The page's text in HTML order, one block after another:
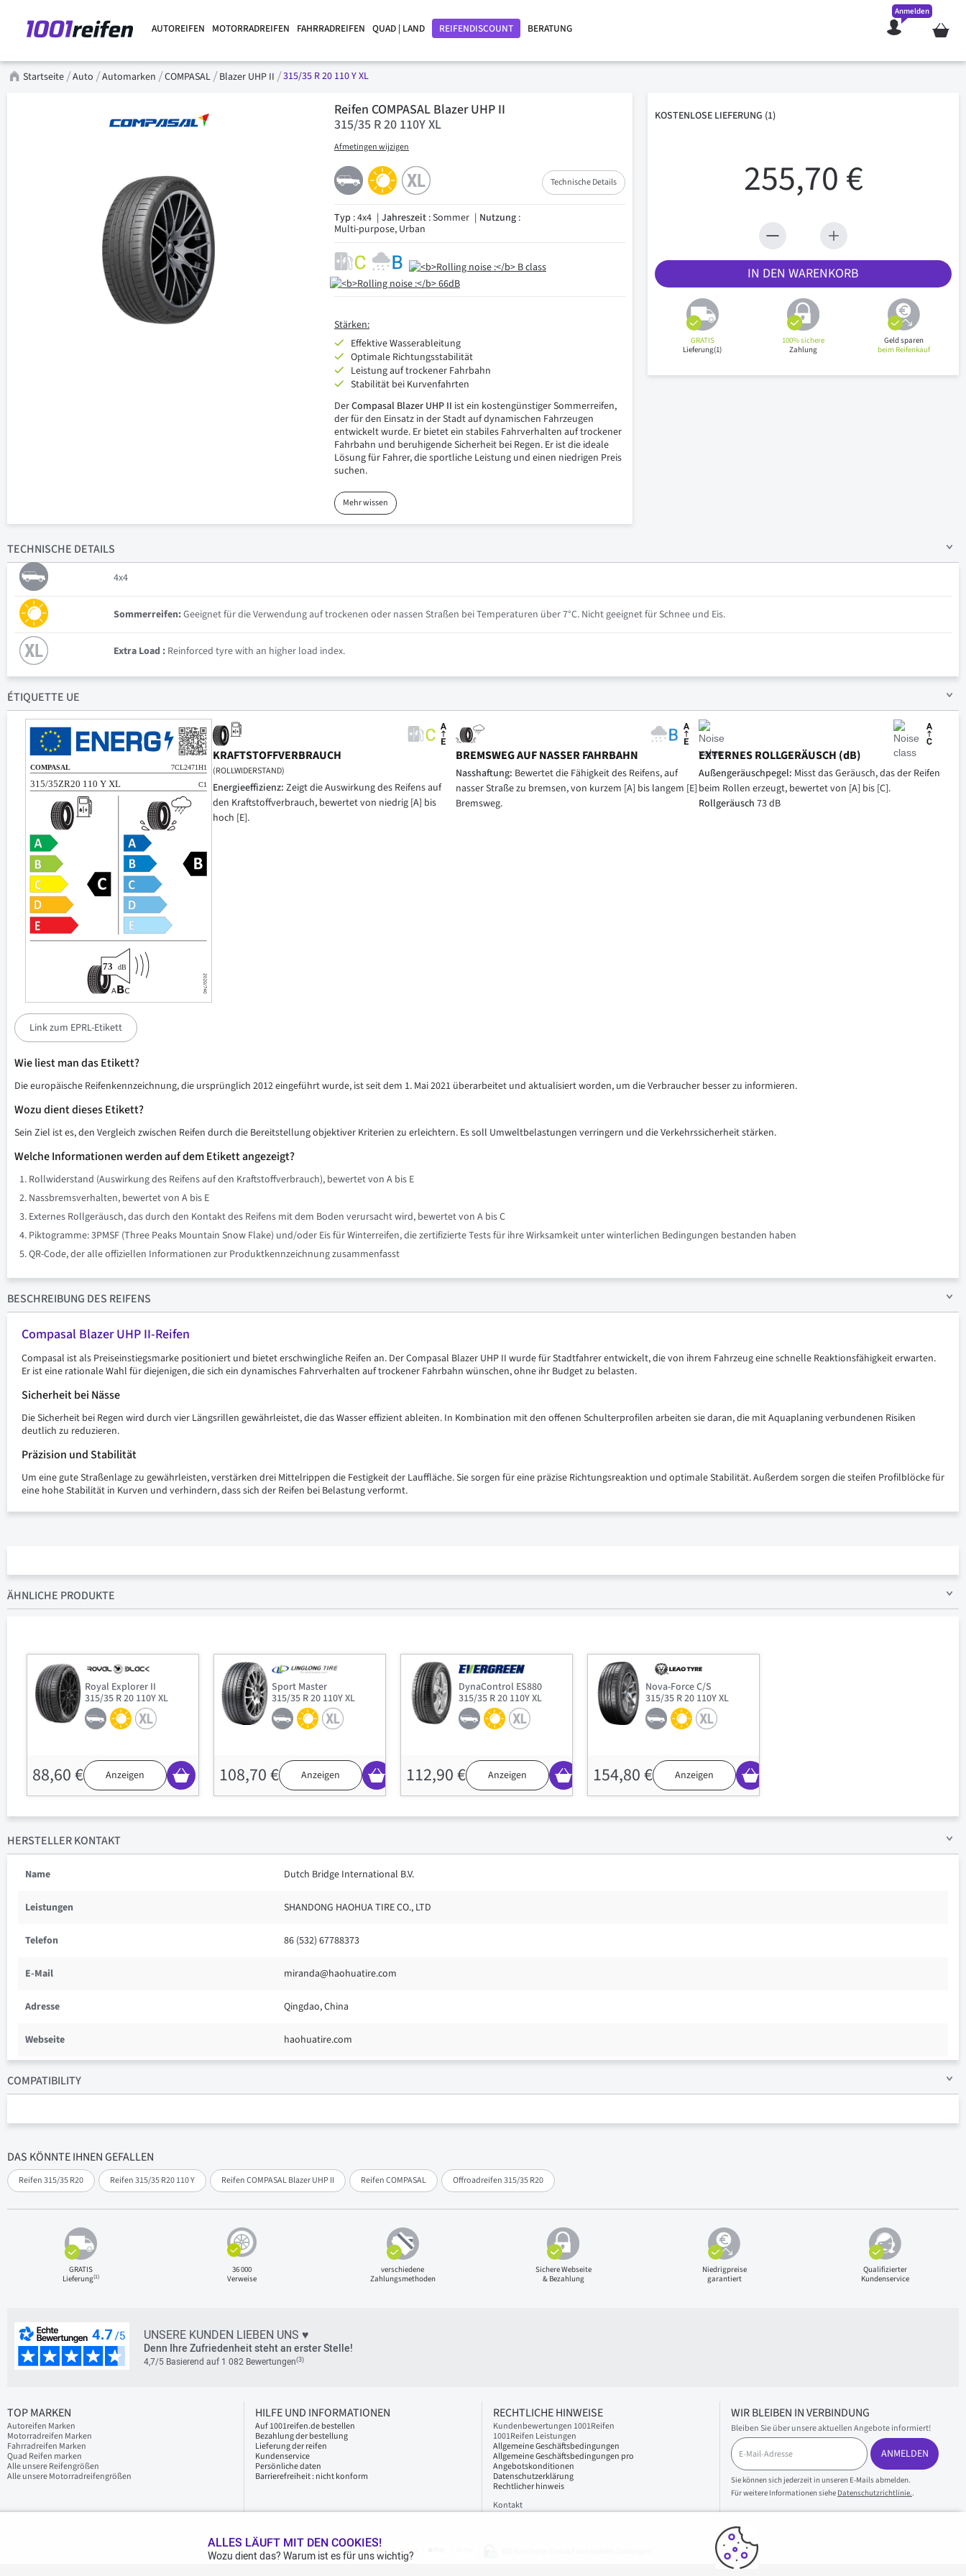
AUTOREIFEN MOTORRADREIFEN FAHRRADREIFEN QUAD | LAND REIFENDISCOUNT BERATUNG Mein
Anmelden
Startseite Auto Automarken COMPASAL Blazer UHP II 315/35 R 20 110 Y XL
Reifen COMPASAL Blazer UHP II
315/35 R 20 110Y XL
Afmetingen wijzigen
Technische Details
Typ: 4x4 Jahreszeit: Sommer Nutzung:
Multi-purpose, Urban
Stärken:
Effektive Wasserableitung
Optimale Richtungsstabilität
Leistung auf trockener Fahrbahn
Stabilität bei Kurvenfahrten
DerCompasal Blazer UHP II ist ein kostengünstiger Sommerreifen,
der für den Einsatz in der Stadt auf dynamischen Fahrzeugen
entwickelt wurde. Er bietet ein stabiles Fahrverhalten auf trockener
Fahrbahn und beruhigende Sicherheit bei Regen. Er ist die ideale
Lösung für Fahrer, die sportliche Leistung und einen niedrigen Preis
suchen.
Mehr wissen
KOSTENLOSE LIEFERUNG (1)
255,70 €
IN DEN WARENKORB
GRATIS
Lieferung(1)
100% sichere
Zahlung
Geld sparen
beim Reifenkauf
DAS KÖNNTE IHNEN GEFALLEN
Reifen 315/35 R20 Reifen 315/35 R20 110 Y Reifen COMPASAL Blazer UHP II Reifen COMPASAL Offroadreifen 315/35 R20
TECHNISCHE DETAILS
4x4
Sommerreifen:Geeignet für die Verwendung auf trockenen oder nassen Straßen bei Temperaturen über 7°C. Nicht geeignet für Schnee und Eis.
Extra Load : Reinforced tyre with an higher load index.
ÉTIQUETTE UE
KRAFTSTOFFVERBRAUCH
(ROLLWIDERSTAND)
Energieeffizienz: Zeigt die Auswirkung des Reifens auf
den Kraftstoffverbrauch, bewertet von niedrig [A] bis
hoch [E].
BREMSWEG AUF NASSER FAHRBAHN
Nasshaftung: Bewertet die Fähigkeit des Reifens, auf
nasser Straße zu bremsen, von kurzem [A] bis langem [E]
Bremsweg.
EXTERNES ROLLGERÄUSCH (dB)
Außengeräuschpegel: Misst das Geräusch, das der Reifen
beim Rollen erzeugt, bewertet von [A] bis [C].
Rollgeräusch 73 dB
Link zum EPRL-Etikett
Wie liest man das Etikett?
Die europäische Reifenkennzeichnung, die ursprünglich 2012 eingeführt wurde, ist seit dem 1. Mai 2021 überarbeitet und aktualisiert worden, um die Verbraucher besser zu informieren.
Wozu dient dieses Etikett?
Sein Ziel ist es, den Vergleich zwischen Reifen durch die Bereitstellung objektiver Kriterien zu erleichtern. Es soll Umweltbelastungen verringern und die Verkehrssicherheit stärken.
Welche Informationen werden auf dem Etikett angezeigt?
Rollwiderstand (Auswirkung des Reifens auf den Kraftstoffverbrauch), bewertet von A bis E
Nassbremsverhalten, bewertet von A bis E
Externes Rollgeräusch, das durch den Kontakt des Reifens mit dem Boden verursacht wird, bewertet von A bis C
Piktogramme: 3PMSF (Three Peaks Mountain Snow Flake) und/oder Eis für Winterreifen, die zertifizierte Tests für ihre Wirksamkeit unter winterlichen Bedingungen bestanden haben
QR-Code, der alle offiziellen Informationen zur Produktkennzeichnung zusammenfasst
BESCHREIBUNG DES REIFENS
Compasal Blazer UHP II-Reifen
Compasal ist als Preiseinstiegsmarke positioniert und bietet erschwingliche Reifen an. Der Compasal Blazer UHP II wurde für Stadtfahrer entwickelt, die von ihrem Fahrzeug eine schnelle Reaktionsfähigkeit erwarten.
Er ist eine rationale Wahl für diejenigen, die sich ein dynamisches Fahrverhalten auf trockener Fahrbahn wünschen, ohne ihr Budget zu belasten.
Sicherheit bei Nässe
Die Sicherheit bei Regen wird durch vier Längsrillen gewährleistet, die das Wasser effizient ableiten. In Kombination mit den offenen Schulterprofilen arbeiten sie daran, die mit Aquaplaning verbundenen Risiken
deutlich zu reduzieren.
Präzision und Stabilität
Um eine gute Straßenlage zu gewährleisten, verstärken drei Mittelrippen die Festigkeit der Lauffläche. Sie sorgen für eine präzise Richtungsreaktion und optimale Stabilität. Außerdem sorgen die steifen Profilblöcke für
eine hohe Stabilität in Kurven und verhindern, dass sich der Reifen bei Belastung verformt.
ÄHNLICHE PRODUKTE
Royal Explorer II
315/35 R 20 110Y XL
88,60 € Anzeigen
Sport Master
315/35 R 20 110Y XL
108,70 € Anzeigen
DynaControl ES880
315/35 R 20 110Y XL
112,90 € Anzeigen
Nova-Force C/S
315/35 R 20 110Y XL
154,80 € Anzeigen
HERSTELLER KONTAKT
Name Dutch Bridge International B.V.
Leistungen SHANDONG HAOHUA TIRE CO., LTD
Telefon 86 (532) 67788373
E-Mail miranda@haohuatire.com
Adresse Qingdao, China
Webseite haohuatire.com
COMPATIBILITY
GRATIS
Lieferung(1)
36 000
Verweise
verschiedene
Zahlungsmethoden
Sichere Webseite
& Bezahlung
Niedrigpreise
garantiert
Qualifizierter
Kundenservice
UNSERE KUNDEN LIEBEN UNS ♥
Denn Ihre Zufriedenheit steht an erster Stelle!
4,7/5 Basierend auf 1 082 Bewertungen(3)
TOP MARKEN
Autoreifen Marken
Motorradreifen Marken
Fahrradreifen Marken
Quad Reifen marken
Alle unsere Reifengrößen
Alle unsere Motorradreifengrößen
HILFE UND INFORMATIONEN
Auf 1001reifen.de bestellen
Bezahlung der bestellung
Lieferung der reifen
Kundenservice
Persönliche daten
Barrierefreiheit : nicht konform
RECHTLICHE HINWEISE
Kundenbewertungen 1001Reifen
1001Reifen Leistungen
Allgemeine Geschäftsbedingungen
Allgemeine Geschäftsbedingungen pro
Angebotskonditionen
Datenschutzerklärung
Rechtlicher hinweis
Kontakt
WIR BLEIBEN IN VERBINDUNG
Bleiben Sie über unsere aktuellen Angebote informiert!
E
-
M
a
i
l
A
d
r
e
ANMELDEN
Sie können sich jederzeit in unseren E-Mails abmelden.
Für weitere Informationen siehe Datenschutzrichtlinie..
ALLES LÄUFT MIT DEN COOKIES!
Wozu dient das? Warum ist es für uns wichtig?